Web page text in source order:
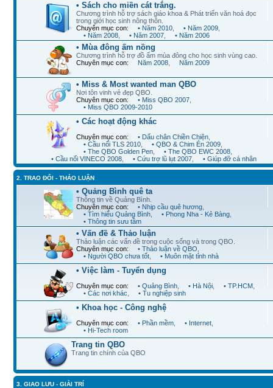
• Sách cho miền cát trắng.
Chương trình hỗ trợ sách giáo khoa & Phát triển văn hoá đọc
trong giới học sinh nông thôn.
Chuyên mục con:
• Năm 2010 • Năm 2009
• Năm 2008
• Năm 2007 • Năm 2006
• Mùa đông ấm nồng
Chương trình hỗ trợ đồ ấm mùa đông cho học sinh vùng cao.
Chuyên mục con:
Năm 2008 Năm 2009
• Miss & Most wanted man QBO
Nơi tôn vinh vẻ đẹp QBO.
Chuyên mục con:
• Miss QBO 2007
• Miss QBO 2009-2010
• Các hoạt động khác
Chuyên mục con: • Dấu chân Chiền Chiện
• Cầu nối TLS 2010
• QBO & Chim Én 2009
• The QBO Golden Pen
• The QBO EWC 2008
• Cầu nối VINECO 2008
• Cứu trợ lũ lụt 2007 • Giúp đỡ cá nhân
2. TRAO ĐỔI - THẢO LUẬN
• Quảng Bình quê ta
Thông tin về Quảng Bình.
Chuyên mục con:
• Nhịp cầu quê hương
• Tìm hiểu Quảng Bình
• Phong Nha - Kẻ Bàng
• Thông tin sưu tầm
• Vấn đề & Thảo luận
Thảo luận các vấn đề trong cuộc sống và trong QBO.
Chuyên mục con:
• Thảo luận về QBO
• Người QBO chưa tốt
• Muôn mặt tỉnh nhà
• Việc làm - Tuyển dụng
Chuyên mục con: • Quảng Bình • Hà Nội • TP.HCM
• Các nơi khác
• Tu nghiệp sinh
• Khoa học - Công nghệ
Chuyên mục con: • Phần mềm • Internet
• Hi-Tech room
Trang tin QBO
Trang tin chính của QBO
3. GIAO LƯU - GIẢI TRÍ